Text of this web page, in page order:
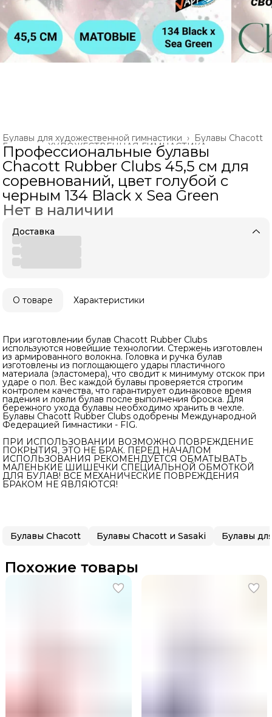
Булавы Chacott
Булавы для художественной гимнастики ›
ХУДОЖЕСТВЕННАЯ ГИМНАСТИКА
Главная ›
Профессиональные булавы
Chacott Rubber Clubs 45,5 см для
соревнований, цвет голубой с
черным 134 Black x Sea Green
Нет в наличии
Доставка
О товаре Характеристики
При изготовлении булав Chacott Rubber Clubs
используются новейшие технологии. Стержень изготовлен
из армированного волокна. Головка и ручка булав
изготовлены из поглощающего удары пластичного
материала (эластомера), что сводит к минимуму отскок при
ударе о пол. Вес каждой булавы проверяется строгим
контролем качества, что гарантирует одинаковое время
падения и ловли булав после выполнения броска. Для
бережного ухода булавы необходимо хранить в чехле.
Булавы Chacott Rubber Clubs одобрены Международной
Федерацией Гимнастики - FIG.
ПРИ ИСПОЛЬЗОВАНИИ ВОЗМОЖНО ПОВРЕЖДЕНИЕ
ПОКРЫТИЯ, ЭТО НЕ БРАК. ПЕРЕД НАЧАЛОМ
ИСПОЛЬЗОВАНИЯ РЕКОМЕНДУЕТСЯ ОБМАТЫВАТЬ
МАЛЕНЬКИЕ ШИШЕЧКИ СПЕЦИАЛЬНОЙ ОБМОТКОЙ
ДЛЯ БУЛАВ! ВСЕ МЕХАНИЧЕСКИЕ ПОВРЕЖДЕНИЯ
БРАКОМ НЕ ЯВЛЯЮТСЯ!
Булавы Chacott Булавы Chacott и Sasaki
Похожие товары